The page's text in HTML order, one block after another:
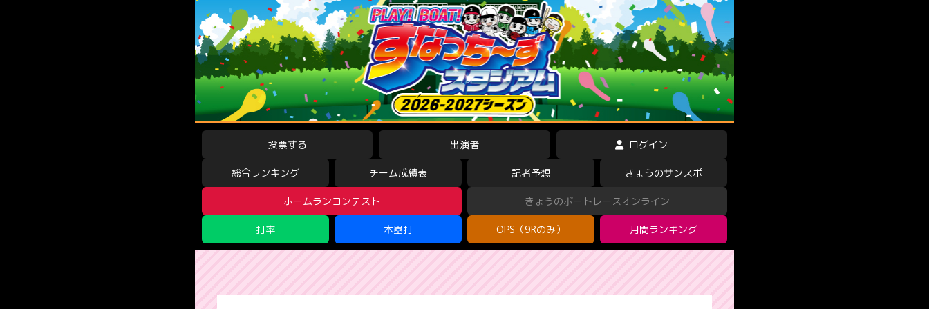
投票する 出演者 ログイン
総合ランキング チーム成績表 記者予想 きょうのサンスポ
ホームランコンテスト きょうのボートレースオンライン
打率 本塁打 OPS（9Rのみ） 月間ランキング